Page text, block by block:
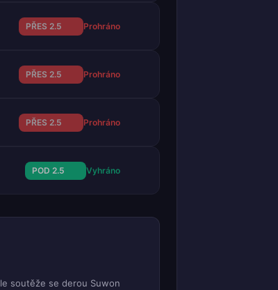
PŘES 2.5 Prohráno
PŘES 2.5 Prohráno
PŘES 2.5 Prohráno
POD 2.5 Vyhráno
soutěže se derou Suwon